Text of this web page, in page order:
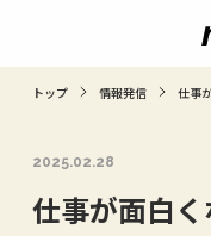
トップ 情報発信 仕事
2025.02.28
仕事が面白